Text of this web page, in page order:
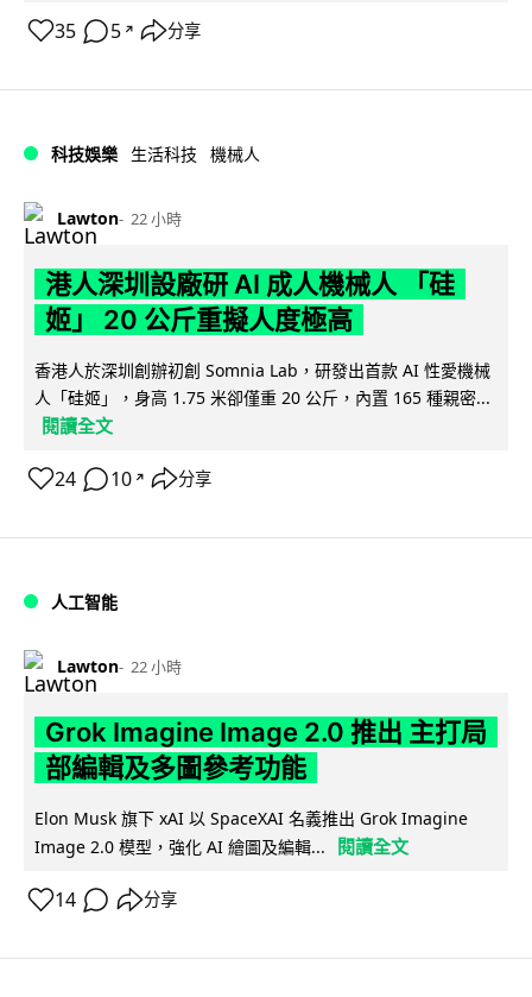
35 5 ↗ 分享
科技娛樂 生活科技 機械人
Lawton 22 小時
港人深圳設廠研 AI 成人機械人 「硅
姬」 20 公斤重擬人度極高
香港人於深圳創辦初創 Somnia Lab，研發出首款 AI 性愛機械
人「硅姬」，身高 1.75 米卻僅重 20 公斤，內置 165 種親密...
閱讀全文
24 10 ↗ 分享
人工智能
Lawton 22 小時
Grok Imagine Image 2.0 推出 主打局
部編輯及多圖參考功能
Elon Musk 旗下 xAI 以 SpaceXAI 名義推出 Grok Imagine
Image 2.0 模型，強化 AI 繪圖及編輯...
閱讀全文
14 分享